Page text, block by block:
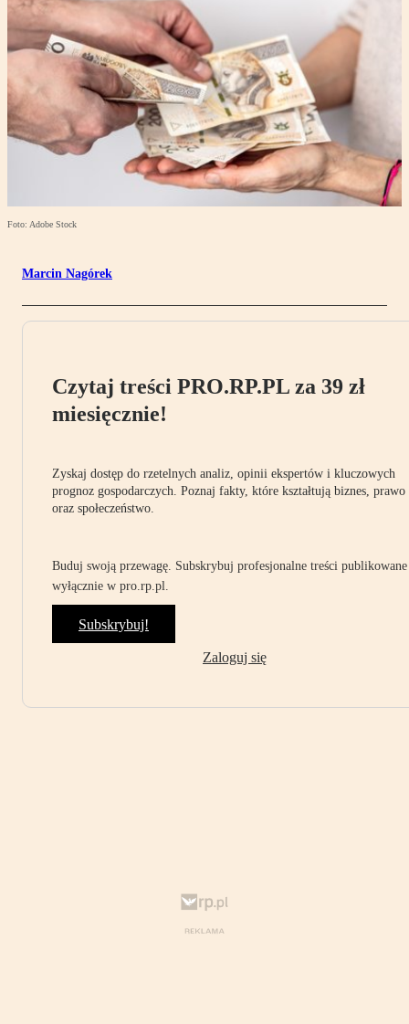
Foto: Adobe Stock
Marcin Nagórek
Czytaj treści PRO.RP.PL za 39 zł
miesięcznie!
Zyskaj dostęp do rzetelnych analiz, opinii ekspertów i kluczowych
prognoz gospodarczych. Poznaj fakty, które kształtują biznes, prawo
oraz społeczeństwo.
Buduj swoją przewagę. Subskrybuj profesjonalne treści publikowane
wyłącznie w pro.rp.pl.
Subskrybuj!
Zaloguj się